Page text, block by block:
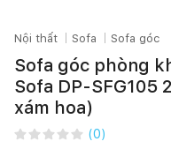
Nội thất Sofa Sofa góc
Sofa góc phòng
Sofa DP-SFG105
xám hoa)
(0)